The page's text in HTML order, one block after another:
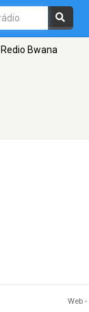
Redio Bwana
Web -